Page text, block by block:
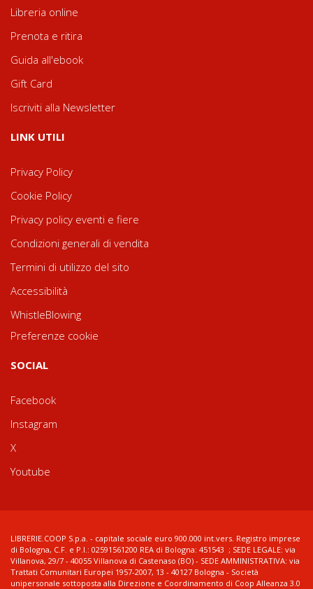
Libreria online
Prenota e ritira
Guida all'ebook
Gift Card
Iscriviti alla Newsletter
LINK UTILI
Privacy Policy
Cookie Policy
Privacy policy eventi e fiere
Condizioni generali di vendita
Termini di utilizzo del sito
Accessibilità
WhistleBlowing
Preferenze cookie
SOCIAL
Facebook
Instagram
X
Youtube
LIBRERIE.COOP S.p.a. - capitale sociale euro 900.000 int.vers. Registro imprese
di Bologna, C.F. e P.I.: 02591561200 REA di Bologna: 451543 ; SEDE LEGALE: via
Villanova, 29/7 - 40055 Villanova di Castenaso (BO) - SEDE AMMINISTRATIVA: via
Trattati Comunitari Europei 1957-2007, 13 - 40127 Bologna - Società
unipersonale sottoposta alla Direzione e Coordinamento di Coop Alleanza 3.0